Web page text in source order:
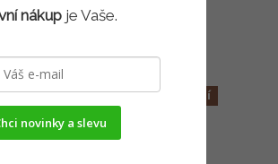
Kód:700VLC-30 Více velikostí
nákupje Vaše.
novinky a slevu